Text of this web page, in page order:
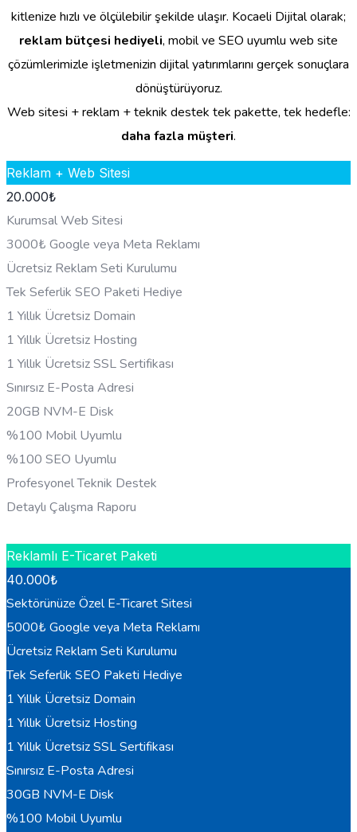
kitlenize hızlı ve ölçülebilir şekilde ulaşır. Kocaeli Dijital olarak;
reklam bütçesi hediyeli, mobil ve SEO uyumlu web site
çözümlerimizle işletmenizin dijital yatırımlarını gerçek sonuçlara
dönüştürüyoruz.
Web sitesi + reklam + teknik destek tek pakette, tek hedefle:
daha fazla müşteri.
Reklam + Web Sitesi
20.000₺
Kurumsal Web Sitesi
3000₺ Google veya Meta Reklamı
Ücretsiz Reklam Seti Kurulumu
Tek Seferlik SEO Paketi Hediye
1 Yıllık Ücretsiz Domain
1 Yıllık Ücretsiz Hosting
1 Yıllık Ücretsiz SSL Sertifikası
Sınırsız E-Posta Adresi
20GB NVM-E Disk
%100 Mobil Uyumlu
%100 SEO Uyumlu
Profesyonel Teknik Destek
Detaylı Çalışma Raporu
Reklamlı E-Ticaret Paketi
40.000₺
Sektörünüze Özel E-Ticaret Sitesi
5000₺ Google veya Meta Reklamı
Ücretsiz Reklam Seti Kurulumu
Tek Seferlik SEO Paketi Hediye
1 Yıllık Ücretsiz Domain
1 Yıllık Ücretsiz Hosting
1 Yıllık Ücretsiz SSL Sertifikası
Sınırsız E-Posta Adresi
30GB NVM-E Disk
%100 Mobil Uyumlu